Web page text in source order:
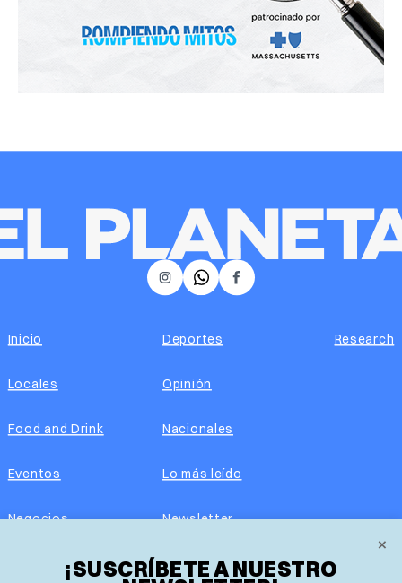
×
¡SUSCRÍBETE A NUESTRO
𝕏 Facebook
Instagram
Inicio
Locales
Food and Drink
Eventos
Negocios
Real Estate
Deportes
Opinión
Nacionales
Lo más leído
Newsletter
Edición impresa
Research